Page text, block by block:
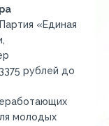
Партия «Единая
рублей до
молодых